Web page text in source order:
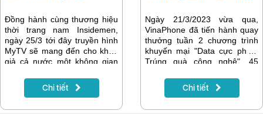
Đồng hành cùng thương hiệu
thời trang nam Insidemen,
ngày 25/3 tới đây truyền hình
MyTV sẽ mang đến cho khán
giả cả nước một không gian
trọng và đẳng cấp. Show diễn
hứa hẹn ấn tượng với sự có
Chi tiết
Ngày 21/3/2023 vừa qua,
VinaPhone đã tiến hành quay
thưởng tuần 2 chương trình
khuyến mại "Data cực phê -
Trúng quà công nghệ". 45
thành những chủ nhân tiếp
theo của các phần thưởng
Chi tiết